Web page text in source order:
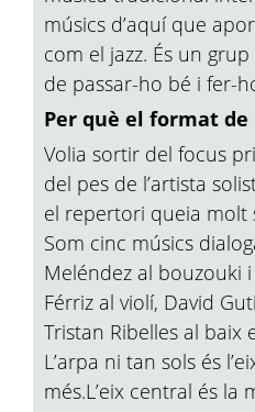
músics d’aquí que
com el jazz. És un
de passar-ho bé i fer-
Per què el format de
Volia sortir del focus
del pes de l’artista
el repertori queia molt
Som cinc músics
Meléndez al bouzouki
Férriz al violí, David
Tristan Ribelles al baix
L’arpa ni tan sols és
més.L’eix central és la